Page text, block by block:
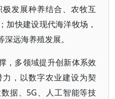
发展种养结合、农牧互
加快建设现代海洋牧场，
远海养殖发展。
，多领域提升创新体系效
，以数字农业建设为契
据、5G、人工智能等技